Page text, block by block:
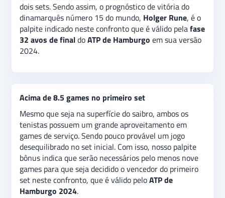
que a partida seja equilibrada no primeiro set,
indicando uma aposta de“acima de 8.5 games
disputados no primeiro set”.
dois sets. Sendo assim, o prognóstico de vitória do
dinamarquês número 15 do mundo, Holger Rune, é o
palpite indicado neste confronto que é válido pelafase
32 avos de finaldoATP de Hamburgo em sua versão
2024.
Acima de 8.5 games no primeiro set
Mesmo que seja na superfície do saibro, ambos os
tenistas possuem um grande aproveitamento em
games de serviço. Sendo pouco provável um jogo
desequilibrado no set inicial. Com isso, nosso palpite
bônus indica que serão necessários pelo menos nove
games para que seja decidido o vencedor do primeiro
set neste confronto, que é válido peloATP de
Hamburgo 2024.